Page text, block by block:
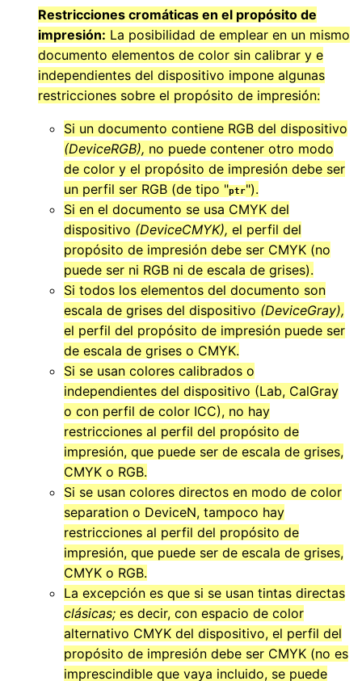
Restricciones cromáticas en el propósito de
impresión: La posibilidad de emplear en un mismo
documento elementos de color sin calibrar y e
independientes del dispositivo impone algunas
restricciones sobre el propósito de impresión:
Si un documento contiene RGB del dispositivo
(DeviceRGB), no puede contener otro modo
de color y el propósito de impresión debe ser
un perfil ser RGB (de tipo "ptr").
Si en el documento se usa CMYK del
dispositivo (DeviceCMYK), el perfil del
propósito de impresión debe ser CMYK (no
puede ser ni RGB ni de escala de grises).
Si todos los elementos del documento son
escala de grises del dispositivo (DeviceGray),
el perfil del propósito de impresión puede ser
de escala de grises o CMYK.
Si se usan colores calibrados o
independientes del dispositivo (Lab, CalGray
o con perfil de color ICC), no hay
restricciones al perfil del propósito de
impresión, que puede ser de escala de grises,
CMYK o RGB.
Si se usan colores directos en modo de color
separation o DeviceN, tampoco hay
restricciones al perfil del propósito de
impresión, que puede ser de escala de grises,
CMYK o RGB.
La excepción es que si se usan tintas directas
clásicas; es decir, con espacio de color
alternativo CMYK del dispositivo, el perfil del
propósito de impresión debe ser CMYK (no es
imprescindible que vaya incluido, se puede